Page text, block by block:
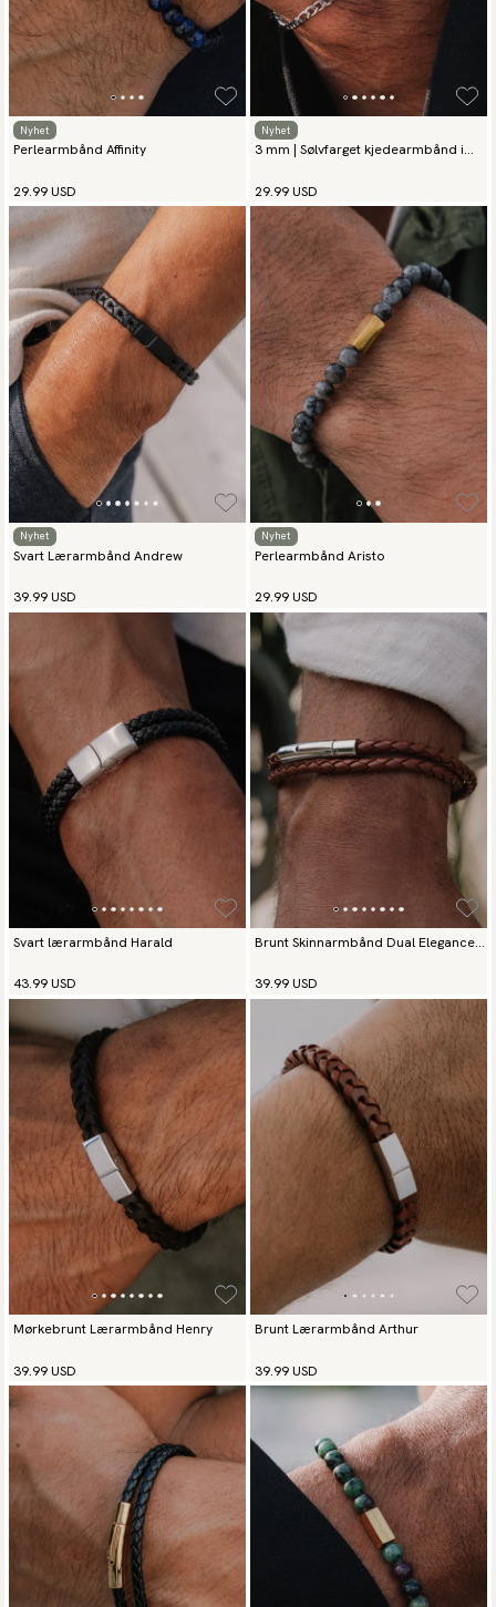
Nyhet
Perlearmbånd Affinity
29.99 USD
Nyhet
3 mm | Sølvfarget kjedearmbånd i
29.99 USD
Nyhet
Svart Lærarmbånd Andrew
39.99 USD
Nyhet
Perlearmbånd Aristo
29.99 USD
Svart lærarmbånd Harald
43.99 USD
Brunt Skinnarmbånd Dual Elegance
39.99 USD
Mørkebrunt Lærarmbånd Henry
39.99 USD
Brunt Lærarmbånd Arthur
39.99 USD